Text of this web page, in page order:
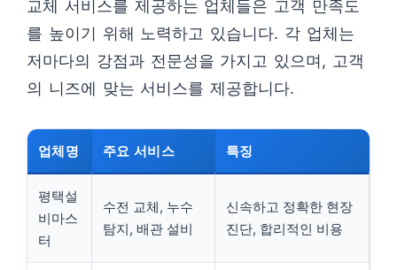
교체 서비스를 제공하는 업체들은 고객 만족도
를 높이기 위해 노력하고 있습니다. 각 업체는
저마다의 강점과 전문성을 가지고 있으며, 고객
의 니즈에 맞는 서비스를 제공합니다.
업체명 주요 서비스 특징
평택설
비마스
터
수전 교체, 누수
탐지, 배관 설비
신속하고 정확한 현장
진단, 합리적인 비용